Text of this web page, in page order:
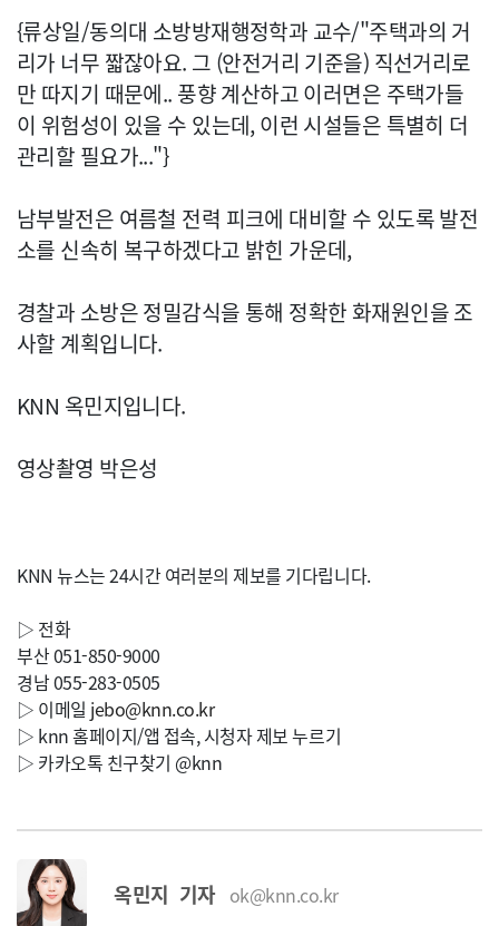
{류상일/동의대 소방방재행정학과 교수/"주택과의 거
리가 너무 짧잖아요. 그 (안전거리 기준을) 직선거리로
만 따지기 때문에.. 풍향 계산하고 이러면은 주택가들
이 위험성이 있을 수 있는데, 이런 시설들은 특별히 더
관리할 필요가..."}
남부발전은 여름철 전력 피크에 대비할 수 있도록 발전
소를 신속히 복구하겠다고 밝힌 가운데,
경찰과 소방은 정밀감식을 통해 정확한 화재원인을 조
사할 계획입니다.
KNN 옥민지입니다.
영상촬영 박은성
KNN 뉴스는 24시간 여러분의 제보를 기다립니다.
▷ 전화
부산 051-850-9000
경남 055-283-0505
▷ 이메일 jebo@knn.co.kr
▷ knn 홈페이지/앱 접속, 시청자 제보 누르기
▷ 카카오톡 친구찾기 @knn
옥민지 기자 ok@knn.co.kr